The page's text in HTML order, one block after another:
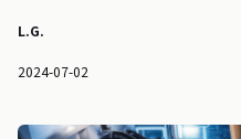
L.G.
2024-07-02